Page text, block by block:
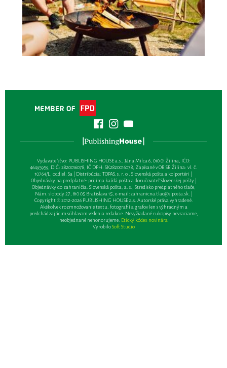
Vydavateľsťvo: PUBLISHING HOUSE a.s., Jána Milca 6, 010 01 Žilina, IČO:
46495959, DIČ: 2820016078, IČ DPH: SK2820016078, Zapísané v OR SR Žilina: vl. č.
10764/L, oddiel: Sa | Distribúcia: TOPAS, s. r. o., Slovenská pošta a kolportéri |
Objednávky na predplatné: prijíma každá pošta a doručovateľ Slovenskej pošty |
Objednávky do zahraničia: Slovenská pošta, a. s., Stredisko predplatného tlače,
Nám. slobody 27, 810 05 Bratislava 15, e-mail:zahranicna.tlac@slposta.sk. |
Copyright © 2012-2026 PUBLISHING HOUSE a.s. Autorské práva vyhradené.
Akékoľvek rozmnožovanie textu, fotografií a grafov len s výhradným a
predchádzajúcim súhlasom vedenia redakcie. Nevyžiadané rukopisy nevraciame,
neobjednané nehonorujeme. Etický kódex novinára
VyrobiloSoft Studio